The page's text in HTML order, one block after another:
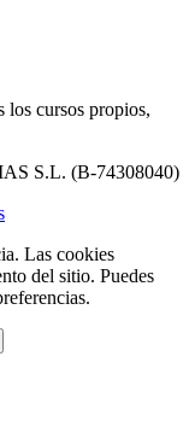
cursos propios,
S.L. (B-74308040)
Las cookies
del sitio. Puedes